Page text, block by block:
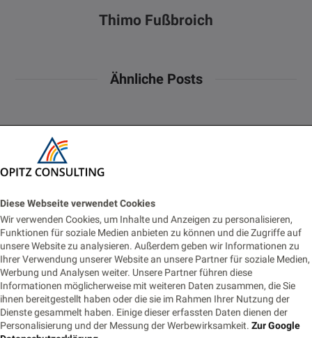
Diese Webseite verwendet Cookies
Wir verwenden Cookies, um Inhalte und Anzeigen zu personalisieren,
Funktionen für soziale Medien anbieten zu können und die Zugriffe auf
unsere Website zu analysieren. Außerdem geben wir Informationen zu
Ihrer Verwendung unserer Website an unsere Partner für soziale Medien,
Werbung und Analysen weiter. Unsere Partner führen diese
Informationen möglicherweise mit weiteren Daten zusammen, die Sie
ihnen bereitgestellt haben oder die sie im Rahmen Ihrer Nutzung der
Dienste gesammelt haben. Einige dieser erfassten Daten dienen der
Personalisierung und der Messung der Werbewirksamkeit. Zur Google
Thimo Fußbroich
Ähnliche Posts